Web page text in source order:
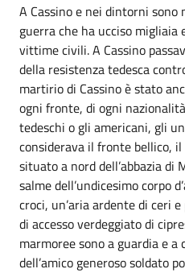
A Cassino e nei dintorni
guerra che ha ucciso
vittime civili. A Cassino
della resistenza tedesca
martirio di Cassino è stato
ogni fronte, di ogni
tedeschi o gli americani, gli
considerava il fronte bellico,
situato a nord dell’abbazia di
salme dell’undicesimo corpo
croci, un’aria ardente di ceri
di accesso verdeggiato di
marmoree sono a guardia e
dell’amico generoso soldato